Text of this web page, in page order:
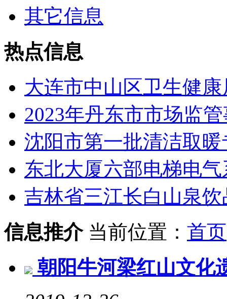
其它信息
热点信息
大连市中山区卫生健
2023年丹东市市场监
沈阳市第一批清洁取
东北大厦六部电梯电
吉林省三江长白山泉
信息推介 当前位置： 首页
朝阳牛河梁红山文化